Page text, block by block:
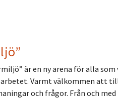
är en ny arena för alla
Varmt välkommen att
och frågor. Från och